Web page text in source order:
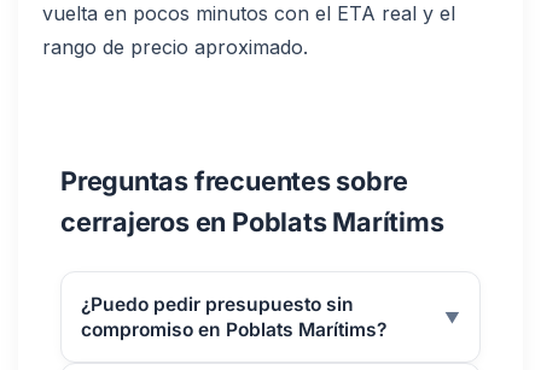
vuelta en pocos minutos con el ETA real y el
rango de precio aproximado.
Preguntas frecuentes sobre
cerrajeros en Poblats Marítims
¿Puedo pedir presupuesto sin
compromiso en Poblats Marítims?
▼